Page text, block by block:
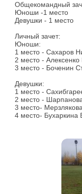
Общекомандный
Юноши -1 место
Девушки - 1 место
Личный зачет:
Юноши:
1 место - Сахаров
2 место - Алексенко
3 место - Боченин
Девушки:
1 место -
2 место -
3 место-
4 место- Бухаркина